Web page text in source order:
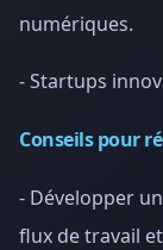
numériques.
- Startups
Conseils pour
- Développer
flux de travail